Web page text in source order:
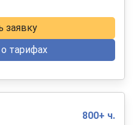
заявку
тарифах
800+ ч.